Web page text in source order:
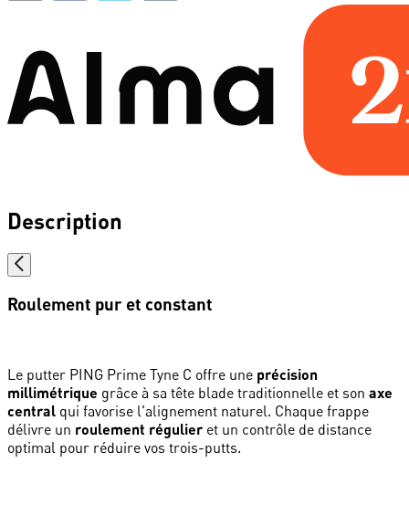
Description
Roulement pur et constant
Le putter PING Prime Tyne C offre une précision
millimétrique grâce à sa tête blade traditionnelle et son axe
central qui favorise l'alignement naturel. Chaque frappe
délivre un roulement régulier et un contrôle de distance
optimal pour réduire vos trois-putts.